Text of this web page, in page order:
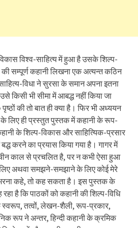
विश्व-साहित्य में हुआ है उसके शिल्प-
सम्पूर्ण कहानी लिखना एक अत्यन्त कठिन
विधा ने सुरसा के समान अपना इतना
किसी भी सीमा में आबद्ध नहीं किया जा
की तो बात ही क्या है। फिर भी अध्ययन
लिए ही प्रस्तुत पुस्तक में कहानी के रूप-
के शिल्प-विकास और साहित्यिक-प्रसार
करने का प्रयास किया गया है। गागर में
काल से प्रचलित है, पर न कभी ऐसा हुआ
अथवा समझने-समझाने के लिए कोई मेरे
भरना कहे, तो कह सकता है। इस पुस्तक के
है कि पाठकों को कहानी की शिल्प-विधि
स्वरूप, तत्वों, लेखन-शैली, रूप-प्रकार,
रूप ने अन्तर, हिन्दी कहानी के क्रमिक